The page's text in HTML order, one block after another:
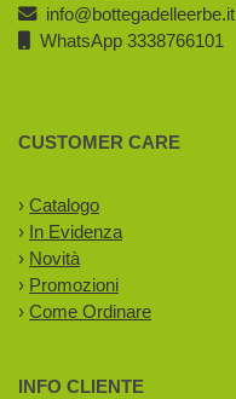
info@bottegadelleerbe.it
WhatsApp 3338766101
CUSTOMER CARE
› Catalogo
› In Evidenza
› Novità
› Promozioni
› Come Ordinare
INFO CLIENTE